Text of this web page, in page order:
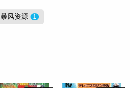
暴风资源 1